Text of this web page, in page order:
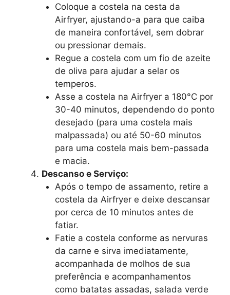
Coloque a costela na cesta da
Airfryer, ajustando-a para que caiba
de maneira confortável, sem dobrar
ou pressionar demais.
Regue a costela com um fio de azeite
de oliva para ajudar a selar os
temperos.
Asse a costela na Airfryer a 180°C por
30-40 minutos, dependendo do ponto
desejado (para uma costela mais
malpassada) ou até 50-60 minutos
para uma costela mais bem-passada
e macia.
Descanso e Serviço:
Após o tempo de assamento, retire a
costela da Airfryer e deixe descansar
por cerca de 10 minutos antes de
fatiar.
Fatie a costela conforme as nervuras
da carne e sirva imediatamente,
acompanhada de molhos de sua
preferência e acompanhamentos
como batatas assadas, salada verde